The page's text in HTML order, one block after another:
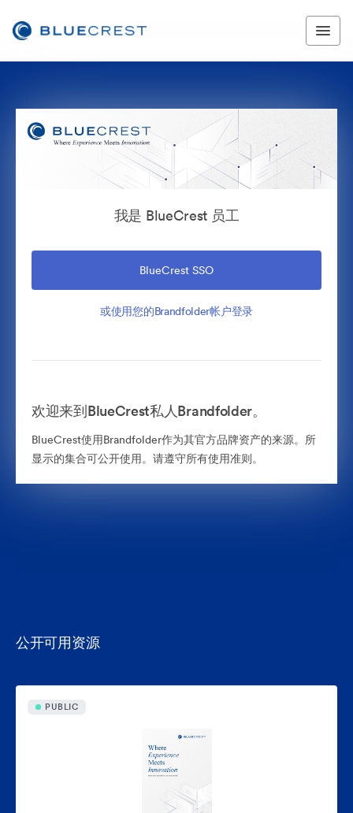
我是 BlueCrest 员工
BlueCrest SSO
或使用您的Brandfolder帐户登录
欢迎来到BlueCrest私人Brandfolder。
BlueCrest使用Brandfolder作为其官方品牌资产的来源。所
显示的集合可公开使用。请遵守所有使用准则。
公开可用资源
PUBLIC